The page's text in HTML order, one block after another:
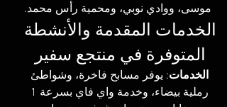
موسى، ووادي نوبي، ومحمية رأس محمد.
الخدمات المقدمة والأنشطة
المتوفرة في منتجع سفير
الخدمات: يوفر مسابح فاخرة، وشواطئ